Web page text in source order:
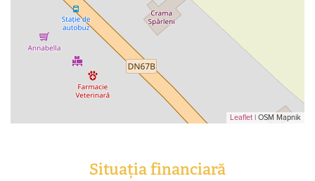
Leaflet | OSM Mapnik
Situația financiară